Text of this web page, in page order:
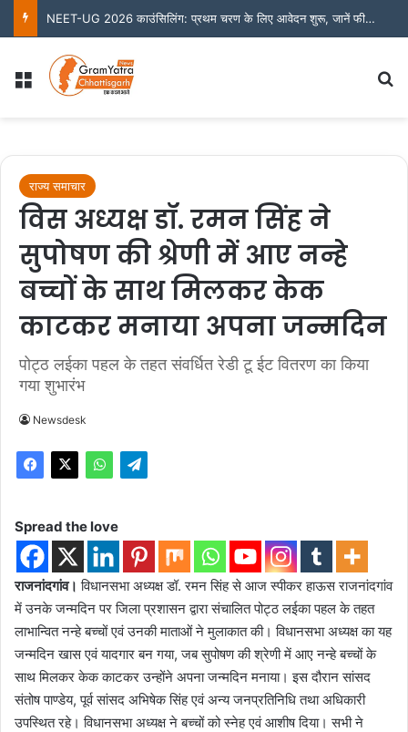
NEET-UG 2026 काउंसिलिंग: प्रथम चरण के लिए आवेदन शुरू, जानें फीस और जरूरी तारीखें
Menu
राज्य समाचार
विस अध्यक्ष डॉ. रमन सिंह ने
सुपोषण की श्रेणी में आए नन्हे
बच्चों के साथ मिलकर केक
काटकर मनाया अपना जन्मदिन
पोट्ठ लईका पहल के तहत संवर्धित रेडी टू ईट वितरण का किया
गया शुभारंभ
Newsdesk
Spread the love
राजनांदगांव।विधानसभा अध्यक्ष डॉ. रमन सिंह से आज स्पीकर हाऊस राजनांदगांव
में उनके जन्मदिन पर जिला प्रशासन द्वारा संचालित पोट्ठ लईका पहल के तहत
लाभान्वित नन्हे बच्चों एवं उनकी माताओं ने मुलाकात की। विधानसभा अध्यक्ष का यह
जन्मदिन खास एवं यादगार बन गया, जब सुपोषण की श्रेणी में आए नन्हे बच्चों के
साथ मिलकर केक काटकर उन्होंने अपना जन्मदिन मनाया। इस दौरान सांसद
संतोष पाण्डेय, पूर्व सांसद अभिषेक सिंह एवं अन्य जनप्रतिनिधि तथा अधिकारी
उपस्थित रहे। विधानसभा अध्यक्ष ने बच्चों को स्नेह एवं आशीष दिया। सभी ने